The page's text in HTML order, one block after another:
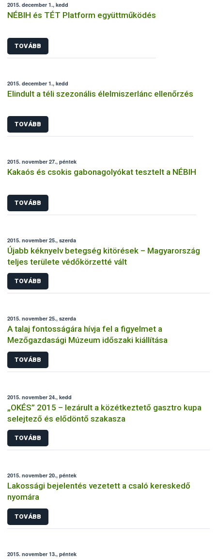
2015. december 1., kedd
NÉBIH és TÉT Platform együttműködés
TOVÁBB
2015. december 1., kedd
Elindult a téli szezonális élelmiszerlánc ellenőrzés
TOVÁBB
2015. november 27., péntek
Kakaós és csokis gabonagolyókat tesztelt a NÉBIH
TOVÁBB
2015. november 25., szerda
Újabb kéknyelv betegség kitörések – Magyarország
teljes területe védőkörzetté vált
TOVÁBB
2015. november 25., szerda
A talaj fontosságára hívja fel a figyelmet a
Mezőgazdasági Múzeum időszaki kiállítása
TOVÁBB
2015. november 24., kedd
„OKÉS” 2015 – lezárult a közétkeztető gasztro kupa
selejtező és elődöntő szakasza
TOVÁBB
2015. november 20., péntek
Lakossági bejelentés vezetett a csaló kereskedő
nyomára
TOVÁBB
2015. november 13., péntek